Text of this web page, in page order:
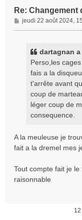
Re: Changement
M
e
jeudi 22 août 2024,
dartagnan a
Perso,les
fais a la
t'arrête avant
coup de
léger coup de
consequence.
A la meuleuse je
fait a la dremel mes
Tout compte fait je
raisonnable